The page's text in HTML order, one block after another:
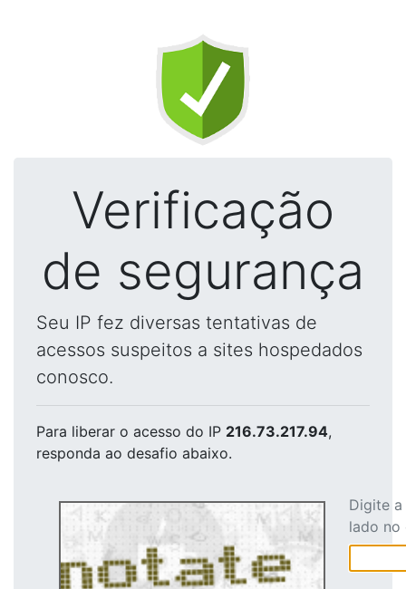
Verificação
de segurança
Seu IP fez diversas tentativas de
acessos suspeitos a sites hospedados
conosco.
Para liberar o acesso do IP 216.73.217.94,
responda ao desafio abaixo.
Digite
lado no